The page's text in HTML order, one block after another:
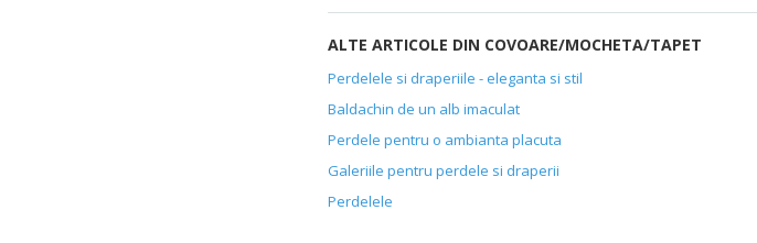
ALTE ARTICOLE DIN COVOARE/MOCHETA/TAPET
Perdelele si draperiile - eleganta si stil
Baldachin de un alb imaculat
Perdele pentru o ambianta placuta
Galeriile pentru perdele si draperii
Perdelele